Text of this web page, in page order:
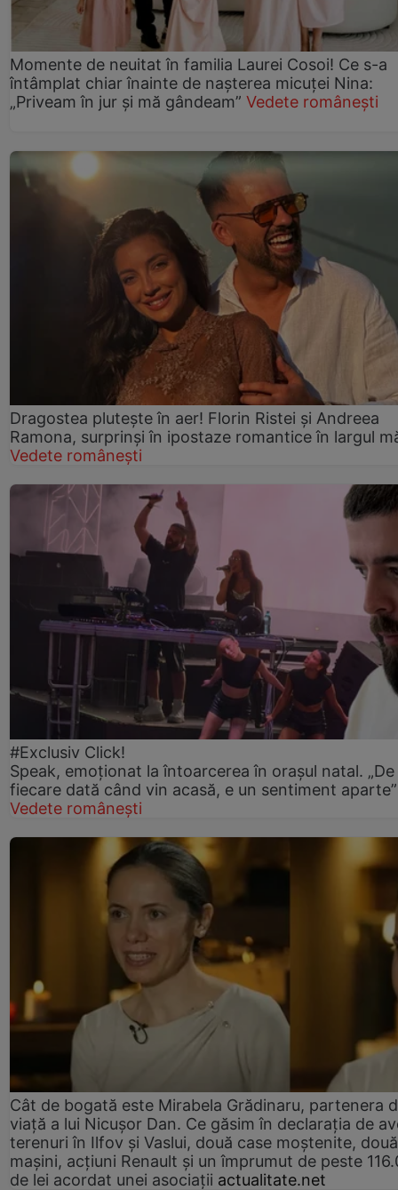
Momente de neuitat în familia Laurei Cosoi! Ce s-a
întâmplat chiar înainte de nașterea micuței Nina:
„Priveam în jur și mă gândeam” Vedete românești
Dragostea plutește în aer! Florin Ristei și Andreea
Ramona, surprinși în ipostaze romantice în largul
Vedete românești
#Exclusiv Click!
Speak, emoționat la întoarcerea în orașul natal. „De
fiecare dată când vin acasă, e un sentiment aparte”
Vedete românești
Cât de bogată este Mirabela Grădinaru, partenera
viață a lui Nicușor Dan. Ce găsim în declarația de
terenuri în Ilfov și Vaslui, două case moștenite, două
mașini, acțiuni Renault și un împrumut de peste
de lei acordat unei asociații actualitate.net